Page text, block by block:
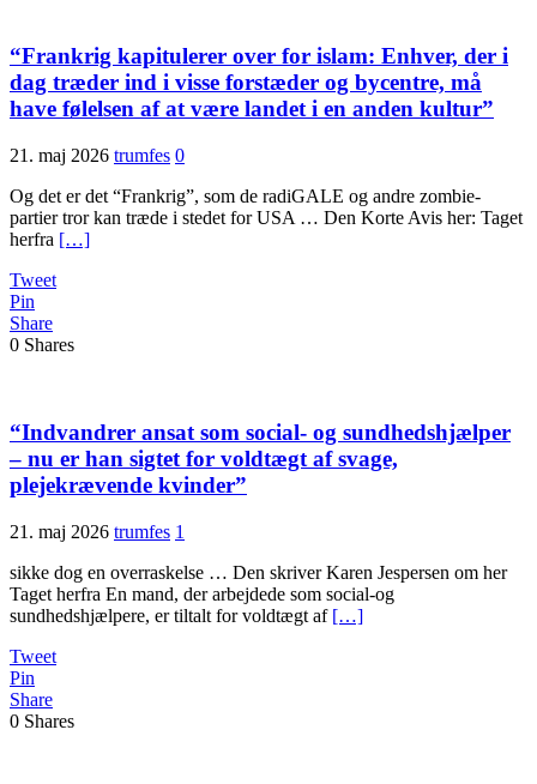
“Frankrig kapitulerer over for islam: Enhver, der i
dag træder ind i visse forstæder og bycentre, må
have følelsen af at være landet i en anden kultur”
21. maj 2026 trumfes 0
Og det er det “Frankrig”, som de radiGALE og andre zombie-
partier tror kan træde i stedet for USA … Den Korte Avis her: Taget
herfra […]
Tweet
Pin
Share
0 Shares
“Indvandrer ansat som social- og sundhedshjælper
– nu er han sigtet for voldtægt af svage,
plejekrævende kvinder”
21. maj 2026 trumfes 1
sikke dog en overraskelse … Den skriver Karen Jespersen om her
Taget herfra En mand, der arbejdede som social-og
sundhedshjælpere, er tiltalt for voldtægt af […]
Tweet
Pin
Share
0 Shares